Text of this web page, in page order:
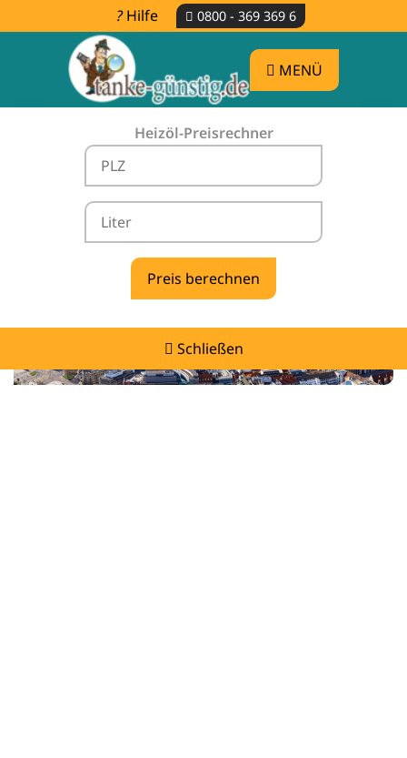
Hilfe 0800 - 369 369 6
MENÜ
Heizöl-Preisrechner
Schließen
Heizölpreise Mochau -
vergleichen & günstig tanken